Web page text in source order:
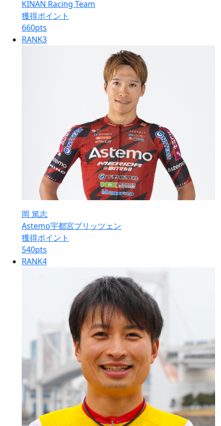
KINAN Racing Team
獲得ポイント
660pts
RANK3
岡 篤志
Astemo宇都宮ブリッツェン
獲得ポイント
540pts
RANK4